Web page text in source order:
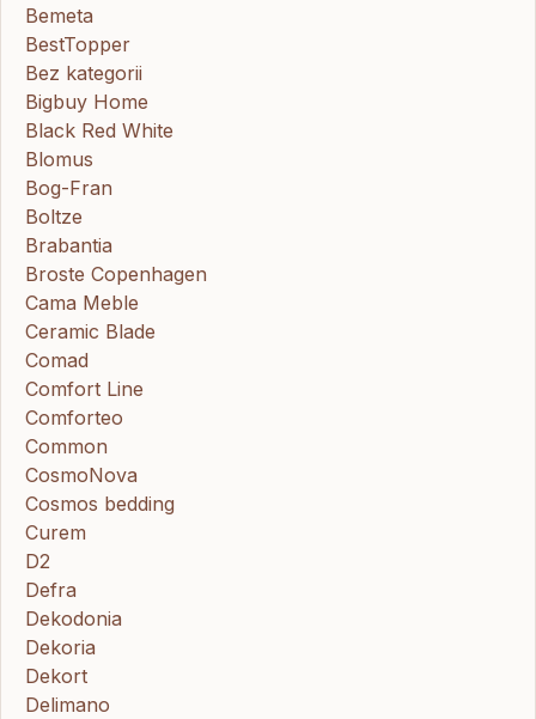
Bemeta
BestTopper
Bez kategorii
Bigbuy Home
Black Red White
Blomus
Bog-Fran
Boltze
Brabantia
Broste Copenhagen
Cama Meble
Ceramic Blade
Comad
Comfort Line
Comforteo
Common
CosmoNova
Cosmos bedding
Curem
D2
Defra
Dekodonia
Dekoria
Dekort
Delimano